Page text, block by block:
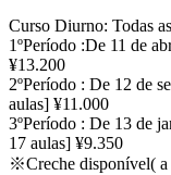
Curso Diurno: Todas
1ºPeríodo :De 11 de
¥13.200
2ºPeríodo : De 12 de
aulas] ¥11.000
3ºPeríodo : De 13 de
17 aulas] ¥9.350
※Creche disponível(